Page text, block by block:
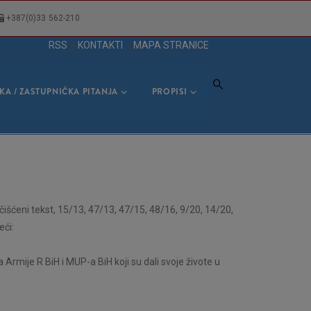
+387(0)33 562-210
RSS KONTAKTI MAPA STRANICE
/ ZASTUPNIČKA PITANJA PROPISI
tekst, 15/13, 47/13, 47/15, 48/16, 9/20, 14/20,
R BiH i MUP-a BiH koji su dali svoje živote u